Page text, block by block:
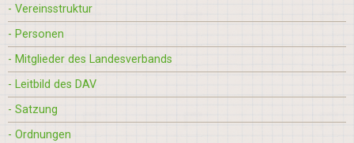
- Vereinsstruktur
- Personen
- Mitglieder des Landesverbands
- Leitbild des DAV
- Satzung
- Ordnungen